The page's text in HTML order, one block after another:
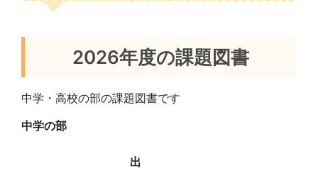
2026年度の課題図書
中学・高校の部の課題図書です
中学の部
出